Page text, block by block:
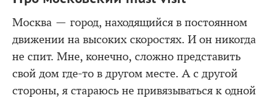
Москва — город, находящийся в постоянном
движении на высоких скоростях. И он никогда
не спит. Мне, конечно, сложно представить
свой дом где-то в другом месте. А с другой
стороны, я стараюсь не привязываться к одной